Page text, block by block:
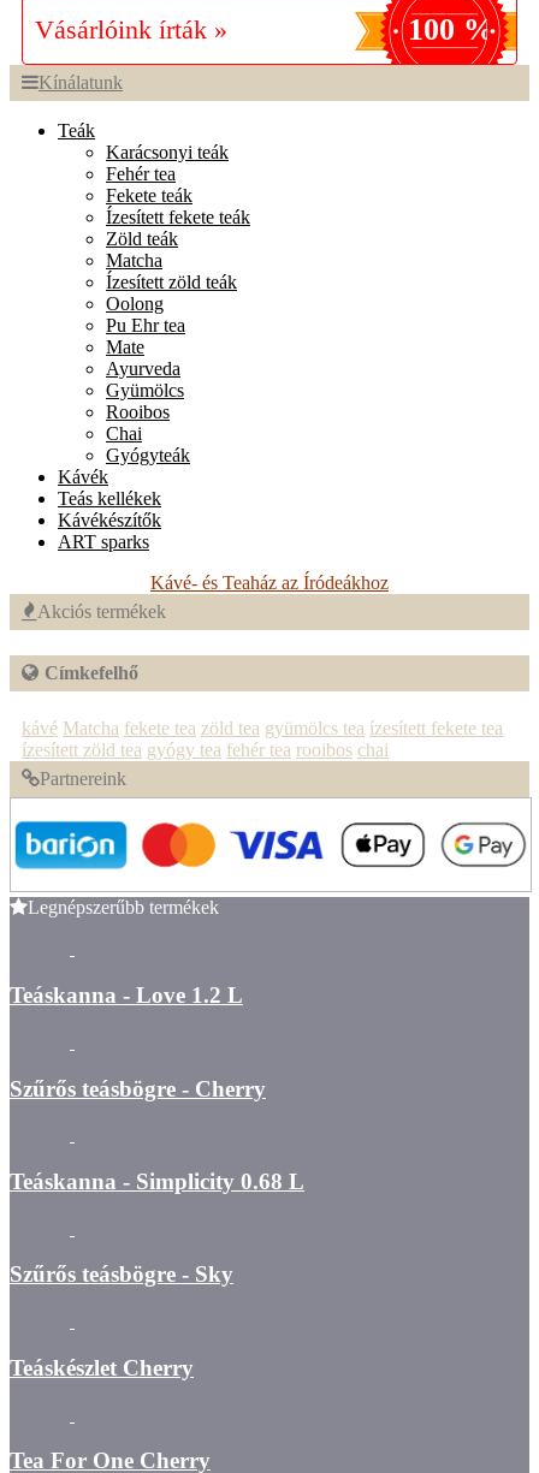
Vásárlóink írták » 100 %
Kínálatunk
Teák
Karácsonyi teák
Fehér tea
Fekete teák
Ízesített fekete teák
Zöld teák
Matcha
Ízesített zöld teák
Oolong
Pu Ehr tea
Mate
Ayurveda
Gyümölcs
Rooibos
Chai
Gyógyteák
Kávék
Teás kellékek
Kávékészítők
ART sparks
Kávé- és Teaház az Íródeákhoz
Akciós termékek
Címkefelhő
kávé Matcha fekete tea zöld tea gyümölcs tea ízesített fekete tea
ízesített zöld tea gyógy tea fehér tea rooibos chai
Partnereink
Legnépszerűbb termékek
Teáskanna - Love 1.2 L
Szűrős teásbögre - Cherry
Teáskanna - Simplicity 0.68 L
Szűrős teásbögre - Sky
Teáskészlet Cherry
Tea For One Cherry